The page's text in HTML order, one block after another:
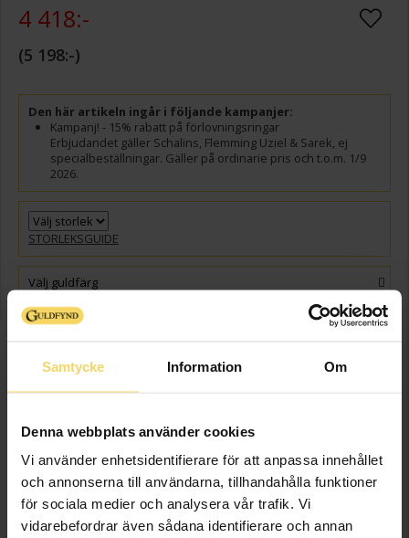
Samtycke Information Om
Denna webbplats använder cookies
Vi använder enhetsidentifierare för att anpassa innehållet
och annonserna till användarna, tillhandahålla funktioner
för sociala medier och analysera vår trafik. Vi
vidarebefordrar även sådana identifierare och annan
4 418:-
5 198:-
Den här artikeln ingår i följande kampanjer:
Kampanj! - 15% rabatt på förlovningsringar
Erbjudandet gäller Schalins, Flemming Uziel & Sarek, ej
specialbeställningar. Gäller på ordinarie pris och t.o.m. 1/9
2026.
STORLEKSGUIDE
Välj guldfärg
GRAVYR
VÄLJ STORLEK FÖR ATT LÄGGA I VARUKORGEN
Beställningsvara
Leveranstid 5-15 arbetsdagar. Ingen bytesrätt, returrätt eller öppet köp
för beställningsvaror samt graverade varor. Läs mer om ångerrätt och
öppet köp i webbshoppenhär.
Beställningsvara - Max 15 arbetsdagars leveranstid.